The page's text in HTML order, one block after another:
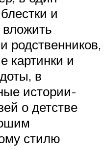
и
вложить
родственников,
картинки и
в
истории-
о детстве
стилю